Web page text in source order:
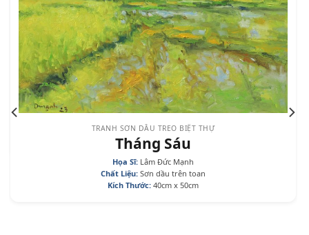
TRANH SƠN DẦU TREO BIỆT THỰ
Tháng Sáu
Họa Sĩ: Lâm Đức Mạnh
Chất Liệu: Sơn dầu trên toan
Kích Thước: 40cm x 50cm